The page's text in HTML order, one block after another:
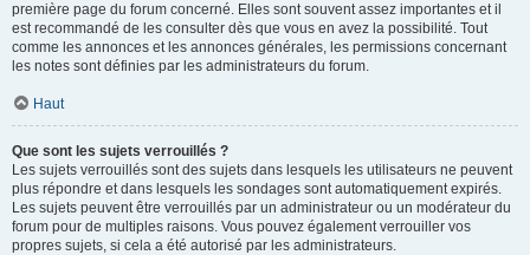
première page du forum concerné. Elles sont souvent assez importantes et il
est recommandé de les consulter dès que vous en avez la possibilité. Tout
comme les annonces et les annonces générales, les permissions concernant
les notes sont définies par les administrateurs du forum.
Haut
Que sont les sujets verrouillés ?
Les sujets verrouillés sont des sujets dans lesquels les utilisateurs ne peuvent
plus répondre et dans lesquels les sondages sont automatiquement expirés.
Les sujets peuvent être verrouillés par un administrateur ou un modérateur du
forum pour de multiples raisons. Vous pouvez également verrouiller vos
propres sujets, si cela a été autorisé par les administrateurs.